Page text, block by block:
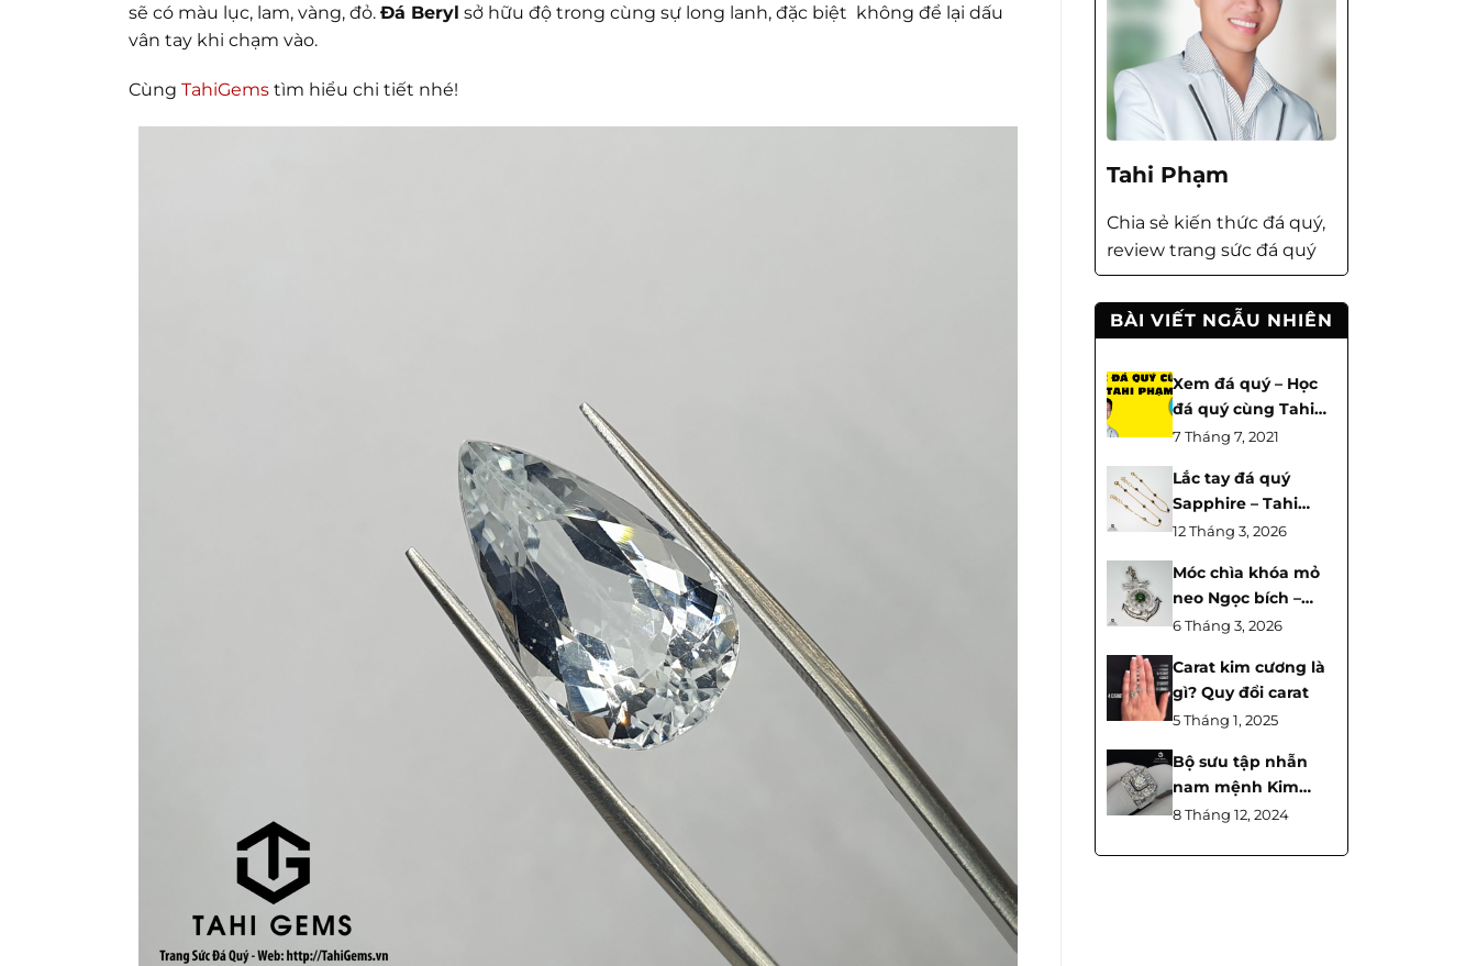
sẽ có màu lục, lam, vàng, đỏ. Đá Beryl sở hữu độ trong cùng sự long lanh, đặc biệt không để lại dấu
vân tay khi chạm vào.
Cùng TahiGems tìm hiểu chi tiết nhé!
Tahi Phạm
Chia sẻ kiến thức đá quý,
review trang sức đá quý
BÀI VIẾT NGẪU NHIÊN
Xem đá quý – Học
đá quý cùng Tahi
Phạm Tập 30 |
7 Tháng 7, 2021
Lắc tay đá quý
Sapphire – Tahi
7654 | Sang trọng,
tượng may mắn
12 Tháng 3, 2026
Móc chìa khóa mỏ
neo Ngọc bích –
Tahi 7658
6 Tháng 3, 2026
Carat kim cương là
gì? Quy đổi carat
5 Tháng 1, 2025
Bộ sưu tập nhẫn
nam mệnh Kim
phong thủy
8 Tháng 12, 2024